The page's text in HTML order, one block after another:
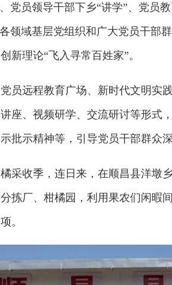
党员领导干部下乡“讲学”、党员
领域基层党组织和广大党员干部
新理论“飞入寻常百姓家”。
员远程教育广场、新时代文明实
座、视频研学、交流研讨等形式
批示精神等，引导党员干部群众
采收季，连日来，在顺昌县洋墩
拣厂、柑橘园，利用果农们闲暇
。